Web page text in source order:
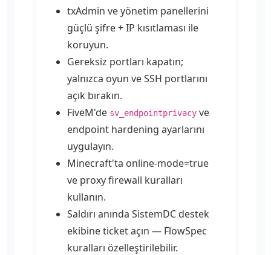
txAdmin ve yönetim panellerini
güçlü şifre + IP kısıtlaması ile
koruyun.
Gereksiz portları kapatın;
yalnızca oyun ve SSH portlarını
açık bırakın.
FiveM'de sv_endpointprivacyve
endpoint hardening ayarlarını
uygulayın.
Minecraft'ta online-mode=true
ve proxy firewall kuralları
kullanın.
Saldırı anında SistemDC destek
ekibine ticket açın — FlowSpec
kuralları özelleştirilebilir.